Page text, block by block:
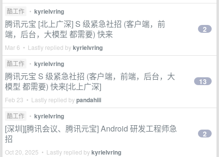
酷工作 • kyrieIvring
腾讯元宝 [北上广深] S 级紧急社招 (客户端，前
端，后台，大模型 都需要) 快来
Mar 6 • Lastly replied bykyrieIvring
2
酷工作 • kyrieIvring
腾讯元宝 S 级紧急社招 (客户端，前端，后台，大
模型 都需要) 快来[北上广深]
Feb 23 • Lastly replied bypandahiii
13
酷工作 • kyrieIvring
[深圳][腾讯会议、腾讯元宝] Android 研发工程师急
招
Oct 20, 2025 • Lastly replied bykyrieIvring
2